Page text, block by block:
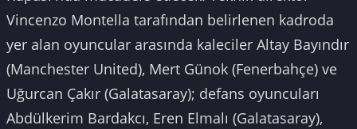
Vincenzo Montella tarafından belirlenen kadroda
yer alan oyuncular arasında kaleciler Altay Bayındır
(Manchester United), Mert Günok (Fenerbahçe) ve
Uğurcan Çakır (Galatasaray); defans oyuncuları
Abdülkerim Bardakcı, Eren Elmalı (Galatasaray),